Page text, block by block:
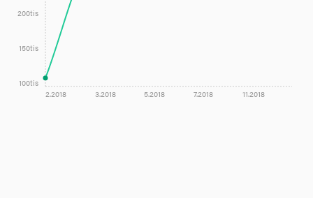
2.2018 3.2018 5.2018 7.2018 11.2018
100tis
150tis
200tis